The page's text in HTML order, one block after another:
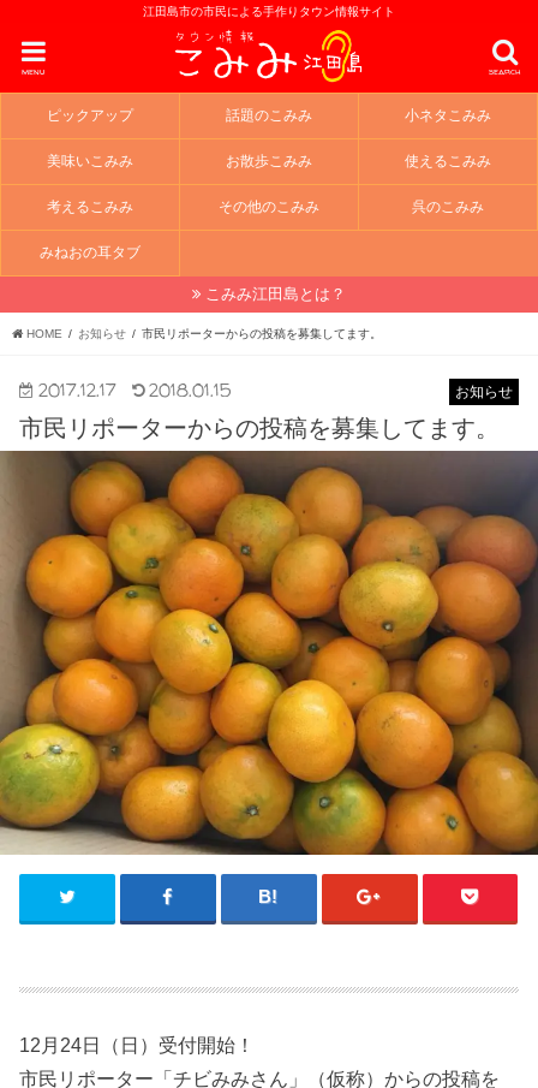
江田島市の市民による手作りタウン情報サイト
search
menu
ピックアップ 話題のこみみ 小ネタこみみ
美味いこみみ お散歩こみみ 使えるこみみ
考えるこみみ その他のこみみ 呉のこみみ
みねおの耳タブ
こみみ江田島とは？
HOME お知らせ 市民リポーターからの投稿を募集してます。
お知らせ
2017.12.17 2018.01.15
市民リポーターからの投稿を募集してます。
12月24日（日）受付開始！
市民リポーター「チビみみさん」（仮称）からの投稿を